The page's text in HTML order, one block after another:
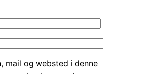
mail og websted i denne